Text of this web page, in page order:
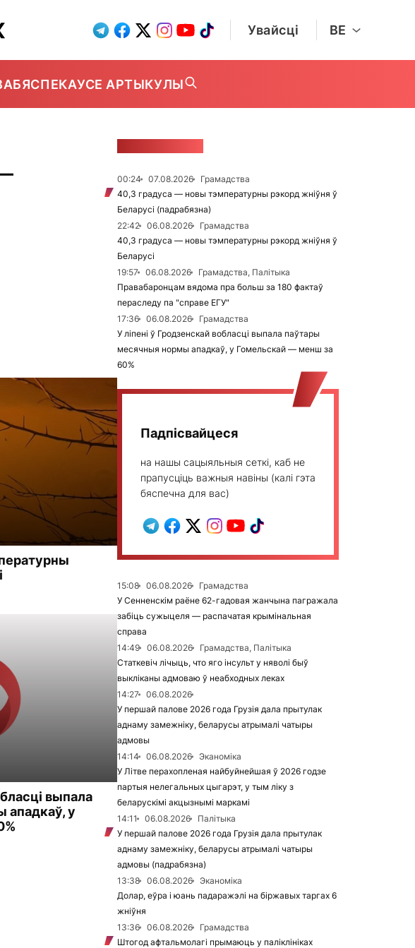
Увайсці BE
БЯСПЕКАУСЕ АРТЫКУЛЫ
выпала
ападкаў, у
00:24 07.08.2026
Грамадства
40,3 градуса — новы тэмпературны рэкорд жніўня ў
Беларусі (падрабязна)
22:42
06.08.2026
Грамадства
40,3 градуса — новы тэмпературны рэкорд жніўня ў
Беларусі
19:57
06.08.2026
Грамадства, Палітыка
Правабаронцам вядома пра больш за 180 фактаў
пераследу па "справе ЕГУ"
17:36
06.08.2026
Грамадства
У ліпені ў Гродзенскай вобласці выпала паўтары
месячныя нормы ападкаў, у Гомельскай — менш за
60%
Падпісвайцеся
на нашы сацыяльныя сеткі, каб не
прапусціць важныя навіны (калі гэта
бяспечна для вас)
15:08 06.08.2026
Грамадства
У Сенненскім раёне 62-гадовая жанчына пагражала
забіць сужыцеля — распачатая крымінальная
справа
14:49
06.08.2026
Грамадства, Палітыка
Статкевіч лічыць, что яго інсульт у няволі быў
выкліканы адмоваю ў неабходных леках
14:27
06.08.2026
У першай палове 2026 года Грузія дала прытулак
аднаму замежніку, беларусы атрымалі чатыры
адмовы
14:14
06.08.2026
Эканоміка
У Літве перахопленая найбуйнейшая ў 2026 годзе
партыя нелегальных цыгарэт, у тым ліку з
беларускімі акцызнымі маркамі
14:11
06.08.2026
Палітыка
У першай палове 2026 года Грузія дала прытулак
аднаму замежніку, беларусы атрымалі чатыры
адмовы (падрабязна)
13:38
06.08.2026
Эканоміка
Долар, еўра і юань падаражэлі на біржавых таргах 6
жніўня
13:36
06.08.2026
Грамадства
Штогод афтальмолагі прымаюць у паліклініках